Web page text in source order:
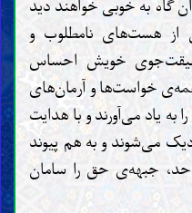
گاه به خوبی خواهند دید
هست‌های نامطلوب و
خویش احساس
خواست‌ها و آرمان‌های
یاد می‌آورند و با هدایت
می‌شوند و به هم پیوند
جبهه‌ی حق را سامان